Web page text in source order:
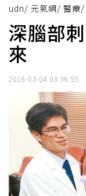
udn/ 元氣網/ 醫療/
深腦部
來
2016-03-04 03:36:55